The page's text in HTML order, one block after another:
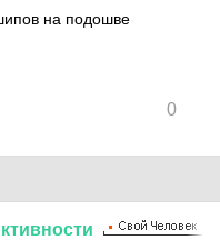
на подошве
0